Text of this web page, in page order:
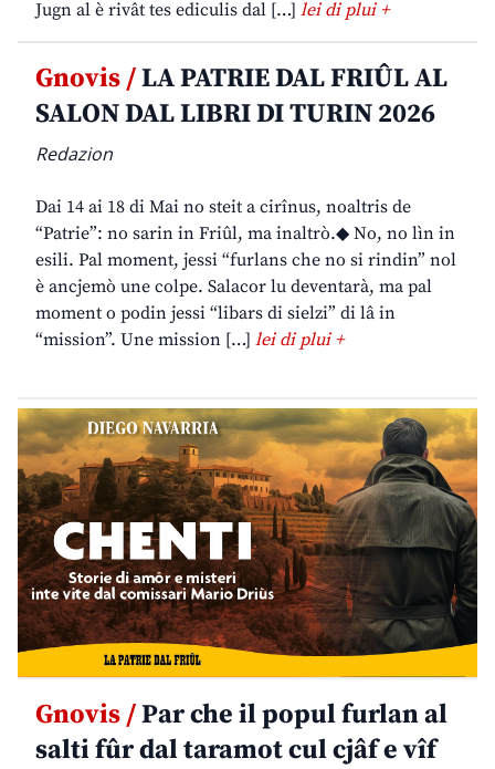
Jugn al è rivât tes ediculis dal […] lei di plui +
Gnovis /LA PATRIE DAL FRIÛL AL
SALON DAL LIBRI DI TURIN 2026
Redazion
Dai 14 ai 18 di Mai no steit a cirînus, noaltris de
“Patrie”: no sarin in Friûl, ma inaltrò.◆ No, no lìn in
esili. Pal moment, jessi “furlans che no si rindin” nol
è ancjemò une colpe. Salacor lu deventarà, ma pal
moment o podin jessi “libars di sielzi” di lâ in
“mission”. Une mission […] lei di plui +
Gnovis /Par che il popul furlan al
salti fûr dal taramot cul cjâf e vîf